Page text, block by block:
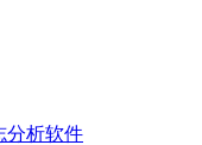
分析软件